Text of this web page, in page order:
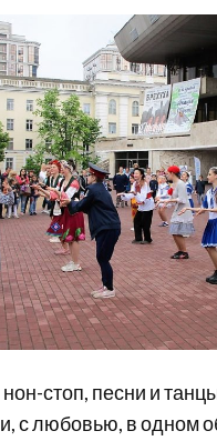
стоп, песни и
с любовью, в одном